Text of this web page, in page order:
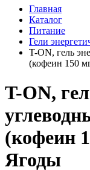
Главная
Каталог
Питание
Гели
T-ON, гель
(кофеин 150
T-ON,
(кофеин
Ягоды